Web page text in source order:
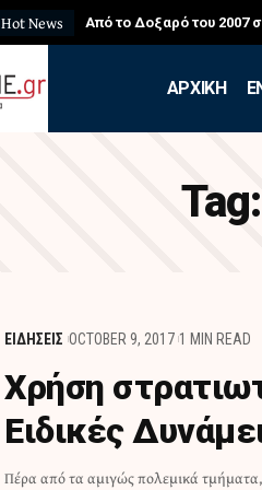
Hot News Από το Δοξαρό του 2007
APXIKH
Tag:
ΕΙΔΗΣΕΙΣ OCTOBER 9, 2017 1 MIN READ
Χρήση
Ειδικές
Πέρα από τα αμιγώς πολεμικά τμήματα,
όπως αναφέρει σε άρθρο της